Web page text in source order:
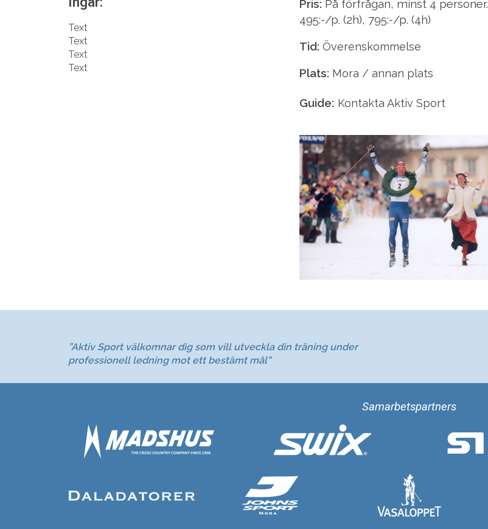
Text
Text
Text
Text
Pris: På förfrågan, minst 4 personer.
495:-/p. (2h), 795:-/p. (4h)
Tid: Överenskommelse
Plats: Mora / annan plats
Guide: Kontakta Aktiv Sport
”Aktiv Sport välkomnar dig som vill utveckla din träning under
professionell ledning mot ett bestämt mål”
Samarbetspartners